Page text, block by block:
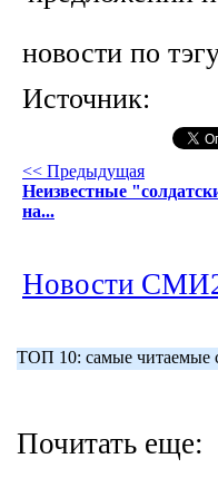
новости по
Источник:
<< Предыдущая
Неизвестные
на...
Новости
ТОП 10: самые читаемые
Почитать еще: